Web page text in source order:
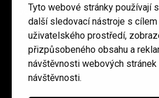
Tyto webové stránky používají
další sledovací nástroje s
uživatelského prostředí,
přizpůsobeného obsahu a
návštěvnosti webových
návštěvnosti.
Ochrana osobních údajů /
redakce@cinepur.cz